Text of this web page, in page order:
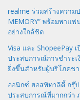
realme ร่วมสร้างความ
MEMORY” พร้อมพาแ
อย่างใกล้ชิด
Visa และ ShopeePay
ประสบการณ์การชำระ
ยิ่งขึ้นสำหรับผู้บริโภคชา
ออนิกซ์ ฮอสพิทาลิตี้ กรุ๊
ประสบการณ์ที่มากกว่า